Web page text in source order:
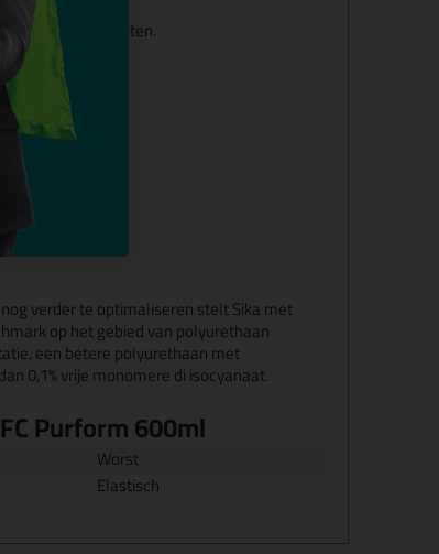
voegen af te dichten.
verder te optimaliseren stelt Sika met
op het gebied van polyurethaan
een betere polyurethaan met
dan 0,1% vrije monomere di isocyanaat.
Purform 600ml
Worst
Elastisch